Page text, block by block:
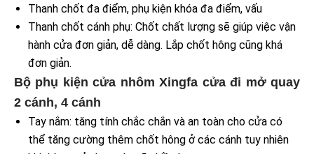
Thanh chốt đa điểm, phụ kiện khóa đa điểm, vấu
Thanh chốt cánh phụ: Chốt chất lượng sẽ giúp việc vận
hành cửa đơn giản, dễ dàng. Lắp chốt hông cũng khá
đơn giản.
Bộ phụ kiện cửa nhôm Xingfa cửa đi mở quay
2 cánh, 4 cánh
Tay nắm: tăng tính chắc chắn và an toàn cho cửa có
thể tăng cường thêm chốt hông ở các cánh tuy nhiên